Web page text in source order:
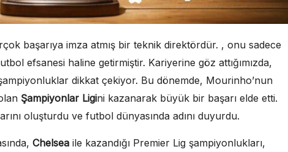
başarıya imza atmış bir teknik direktördür. , onu sadece
efsanesi haline getirmiştir. Kariyerine göz attığımızda,
dikkat çekiyor. Bu dönemde, Mourinho’nun
Şampiyonlar Ligini kazanarak büyük bir başarı elde etti.
oluşturdu ve futbol dünyasında adını duyurdu.
Chelsea ile kazandığı Premier Lig şampiyonlukları,